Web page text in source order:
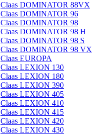
Claas DOMINATOR 88VX
Claas DOMINATOR 96
Claas DOMINATOR 98
Claas DOMINATOR 98 H
Claas DOMINATOR 98 S
Claas DOMINATOR 98 VX
Claas EUROPA
Claas LEXION 130
Claas LEXION 180
Claas LEXION 390
Claas LEXION 405
Claas LEXION 410
Claas LEXION 415
Claas LEXION 420
Claas LEXION 430